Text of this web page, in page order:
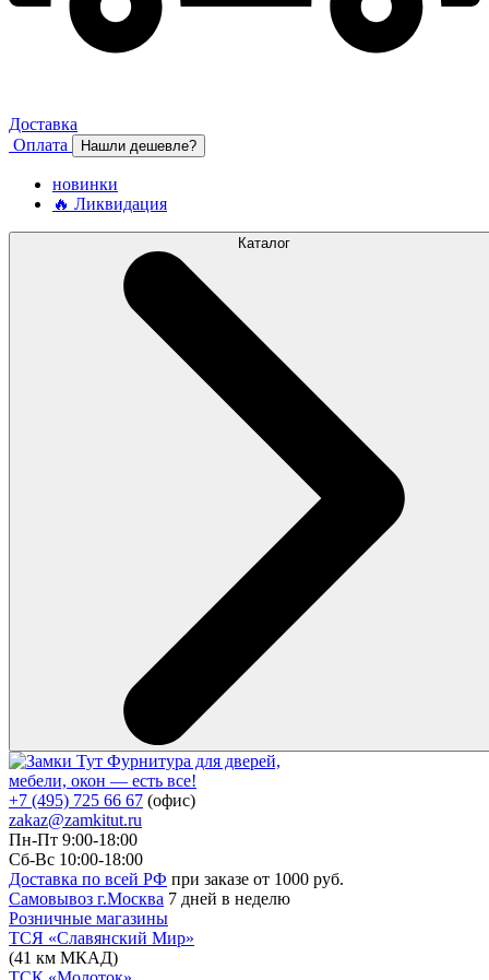
Доставка
Оплата
Нашли дешевле?
новинки
🔥 Ликвидация
Каталог
Фурнитура для дверей,
мебели, окон — есть все!
+7 (495) 725 66 67 (офис)
zakaz@zamkitut.ru
Пн-Пт 9:00-18:00
Сб-Вс 10:00-18:00
Доставка по всей РФ при заказе от 1000 руб.
Самовывоз г.Москва 7 дней в неделю
Розничные магазины
ТСЯ «Славянский Мир»
(41 км МКАД)